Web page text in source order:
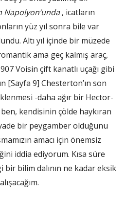
Napolyon’unda, icatların
yüz yıl sonra bile var
Altı yıl içinde bir müzede
ama geç kalmış araç,
Voisin çift kanatlı uçağı gibi
[Sayfa 9] Chesterton’ın son
-daha ağır bir Hector-
kendisinin çölde haykıran
bir peygamber olduğunu
amacı için önemsiz
iddia ediyorum. Kısa süre
bilim dalının ne kadar eksik